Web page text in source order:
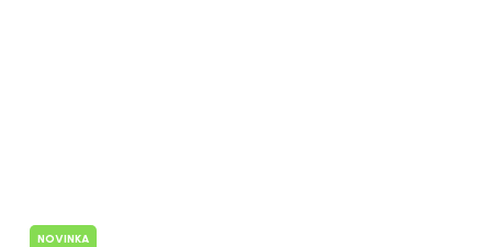
NOVINKA